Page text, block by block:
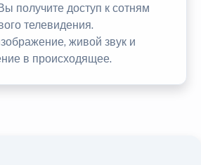
получите доступ к сотням
телевидения.
живой звук и
в происходящее.